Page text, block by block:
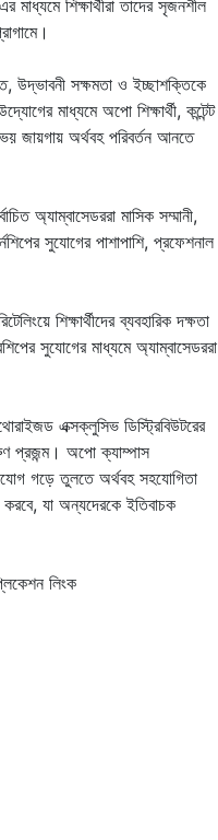
শিক্ষার্থীরা তাদের সৃজনশীল
উদ্ভাবনী সক্ষমতা ও ইচ্ছাশক্তিকে
মাধ্যমে অপো শিক্ষার্থী, কন্টেন্ট
জায়গায় অর্থবহ পরিবর্তন আনতে
অ্যাম্বাসেডররা মাসিক সম্মানী,
সুযোগের পাশাপাশি, প্রফেশনাল
শিক্ষার্থীদের ব্যবহারিক দক্ষতা
সুযোগের মাধ্যমে অ্যাম্বাসেডররা
এক্সক্লুসিভ ডিস্ট্রিবিউটরের
প্রজন্ম। অপো ক্যাম্পাস
গড়ে তুলতে অর্থবহ সহযোগিতা
করবে, যা অন্যদেরকে ইতিবাচক
লিংক